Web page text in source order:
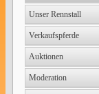
Unser Rennstall
Verkaufspferde
Auktionen
Moderation